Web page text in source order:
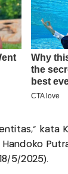
kata
5/2025).